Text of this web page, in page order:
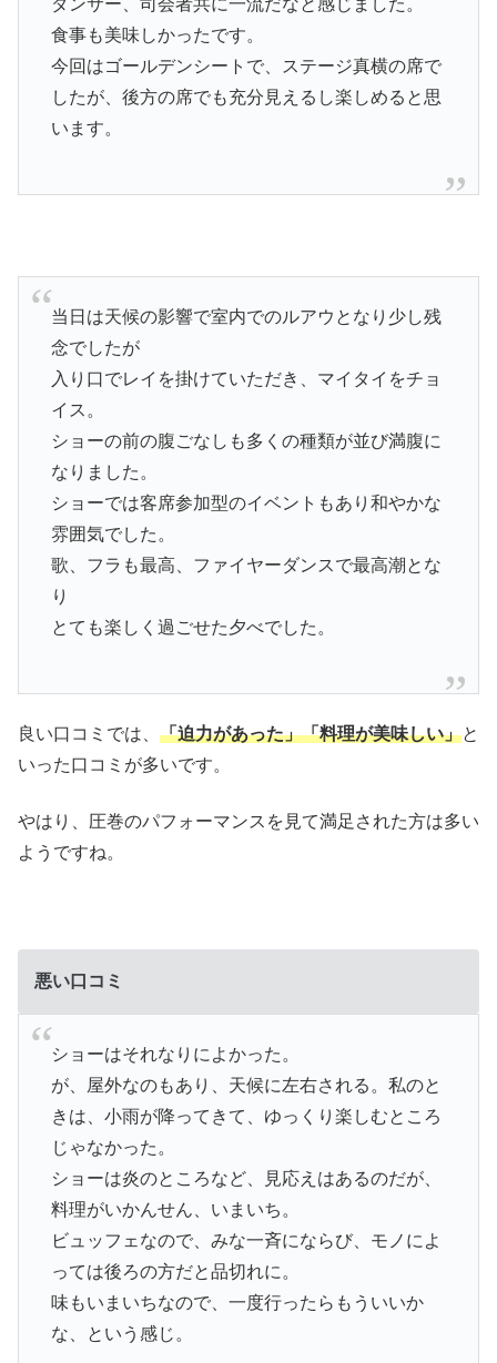
ダンサー、司会者共に一流だなと感じました。
食事も美味しかったです。
今回はゴールデンシートで、ステージ真横の席で
したが、後方の席でも充分見えるし楽しめると思
います。
当日は天候の影響で室内でのルアウとなり少し残
念でしたが
入り口でレイを掛けていただき、マイタイをチョ
イス。
ショーの前の腹ごなしも多くの種類が並び満腹に
なりました。
ショーでは客席参加型のイベントもあり和やかな
雰囲気でした。
歌、フラも最高、ファイヤーダンスで最高潮とな
り
とても楽しく過ごせた夕べでした。
良い口コミでは、 「迫力があった」「料理が美味しい」と
いった口コミが多いです。
やはり、圧巻のパフォーマンスを見て満足された方は多い
ようですね。
悪い口コミ
ショーはそれなりによかった。
が、屋外なのもあり、天候に左右される。私のと
きは、小雨が降ってきて、ゆっくり楽しむところ
じゃなかった。
ショーは炎のところなど、見応えはあるのだが、
料理がいかんせん、いまいち。
ビュッフェなので、みな一斉にならび、モノによ
っては後ろの方だと品切れに。
味もいまいちなので、一度行ったらもういいか
な、という感じ。